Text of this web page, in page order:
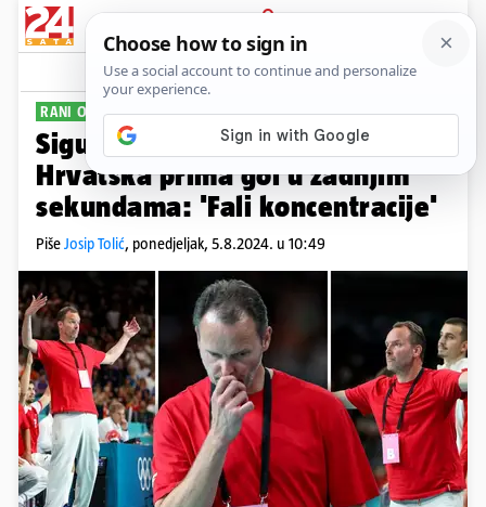
PRIJAVA
Sport Komentari
RANI OPROŠTAJ OD IGARA
Sigurdssona pitali zašto stalno
Hrvatska prima gol u zadnjim
sekundama: 'Fali koncentracije'
PišeJosip Tolić, ponedjeljak, 5.8.2024. u 10:49